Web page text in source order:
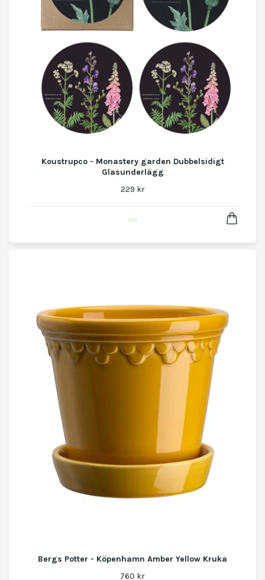
Koustrupco - Monastery garden Dubbelsidigt
Glasunderlägg
229 kr
Bergs Potter - Köpenhamn Amber Yellow Kruka
760 kr